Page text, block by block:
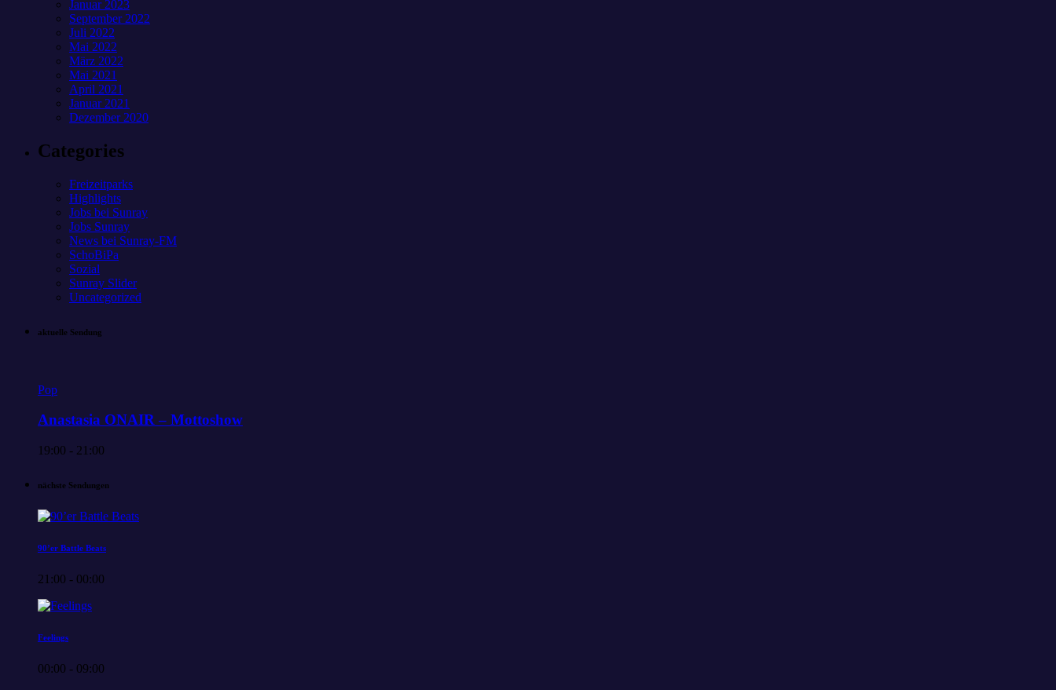
Januar 2023
September 2022
Juli 2022
Mai 2022
März 2022
Mai 2021
April 2021
Januar 2021
Dezember 2020
Categories
Freizeitparks
Highlights
Jobs bei Sunray
Jobs Sunray
News bei Sunray-FM
SchoBiPa
Sozial
Sunray Slider
Uncategorized
aktuelle Sendung
Pop
Anastasia ONAIR – Mottoshow
19:00 - 21:00
nächste Sendungen
90’er Battle Beats
21:00 - 00:00
Feelings
00:00 - 09:00